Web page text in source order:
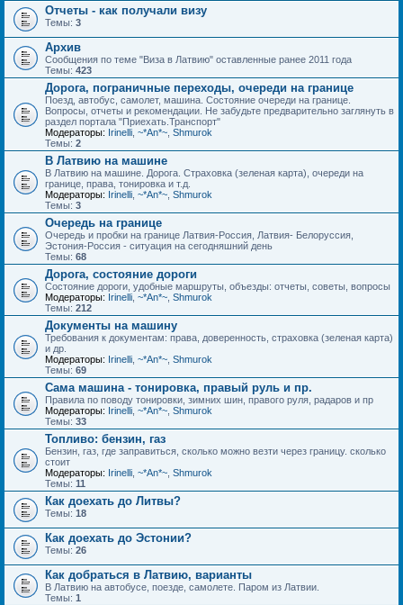
Отчеты - как получали визу
Темы: 3
Архив
Сообщения по теме "Виза в Латвию" оставленные ранее 2011 года
Темы: 423
Дорога, пограничные переходы, очереди на границе
Поезд, автобус, самолет, машина. Состояние очереди на границе.
Вопросы, отчеты и рекомендации. Не забудьте предварительно заглянуть в
раздел портала "Приехать.Транспорт"
Модераторы: Irinelli ~*An*~ Shmurok
Темы: 2
В Латвию на машине
В Латвию на машине. Дорога. Страховка (зеленая карта), очереди на
границе, права, тонировка и т.д.
Модераторы: Irinelli ~*An*~ Shmurok
Темы: 3
Очередь на границе
Очередь и пробки на границе Латвия-Россия, Латвия- Белоруссия,
Эстония-Россия - ситуация на сегодняшний день
Темы: 68
Дорога, состояние дороги
Состояние дороги, удобные маршруты, объезды: отчеты, советы, вопросы
Модераторы: Irinelli ~*An*~ Shmurok
Темы: 212
Документы на машину
Требования к документам: права, доверенность, страховка (зеленая карта)
и др.
Модераторы: Irinelli ~*An*~ Shmurok
Темы: 69
Сама машина - тонировка, правый руль и пр.
Правила по поводу тонировки, зимних шин, правого руля, радаров и пр
Модераторы: Irinelli ~*An*~ Shmurok
Темы: 33
Топливо: бензин, газ
Бензин, газ, где заправиться, сколько можно везти через границу. сколько
стоит
Модераторы: Irinelli ~*An*~ Shmurok
Темы: 11
Как доехать до Литвы?
Темы: 18
Как доехать до Эстонии?
Темы: 26
Как добраться в Латвию, варианты
В Латвию на автобусе, поезде, самолете. Паром из Латвии.
Темы: 1